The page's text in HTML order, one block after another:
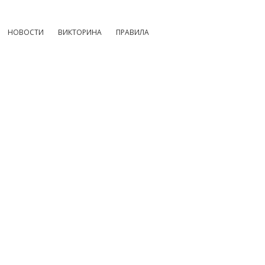
НОВОСТИ ВИКТОРИНА ПРАВИЛА